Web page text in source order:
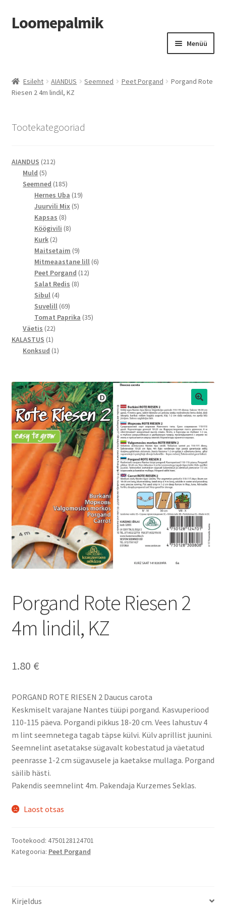
Loomepalmik
Menüü
Esileht AIANDUS Seemned Peet Porgand
Porgand Rote
Riesen 2 4m lindil, KZ
Porgand Rote Riesen 2
4m lindil, KZ
1.80 €
PORGAND ROTE RIESEN 2 Daucus carota
Keskmiselt varajane Nantes tüüpi porgand. Kasvuperiood
110-115 päeva. Porgandi pikkus 18-20 cm. Vees lahustuv 4
m lint seemnetega tagab täpse külvi. Külv aprillist juunini.
Seemnelint asetatakse sügavalt kobestatud ja väetatud
peenrasse 1-2 cm sügavusele ja kaetakse mullaga. Porgand
säilib hästi.
Pakendis seemnelint 4m. Pakendaja Kurzemes Seklas.
Laost otsas
Tootekood: 4750128124701
Kategooria: Peet Porgand
Kirjeldus
Tootekategooriad
AIANDUS 212212
Muld 55
toodet
Seemned 185185
toodet
Hernes Uba 1919
Juurvili Mix 55
Kapsas 88
toodet
Köögivili 88
Kurk 22
toodet
Maitsetaim 99
toodet
Mitmeaastane lill 66
Peet Porgand 1212
Salat Redis 88
Sibul 44
toodet
Suvelill 6969
toodet
Tomat Paprika 3535
Väetis 2222
KALASTUS 11
toode
Konksud 11